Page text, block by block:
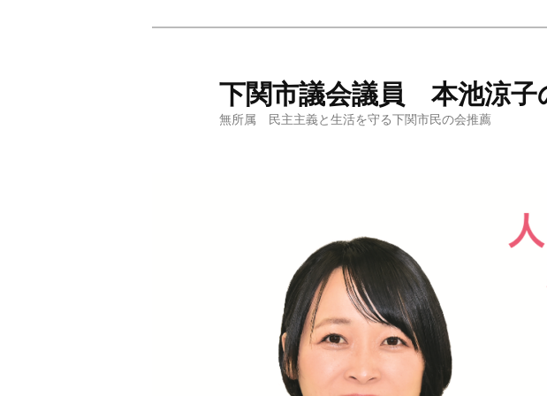
下関市議会議員 本池涼子
無所属 民主主義と生活を守る下関市民の会推薦